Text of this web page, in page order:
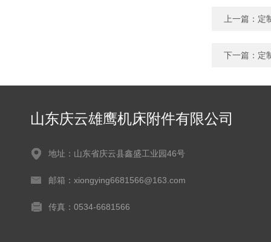
上一篇： 定
下一篇： 定
山东庆云雄鹰机床附件有限公司
地址：山东省庆云县鑫盛工业园46号
邮箱：xiongying6681566@163.com
传真：0534-6681566